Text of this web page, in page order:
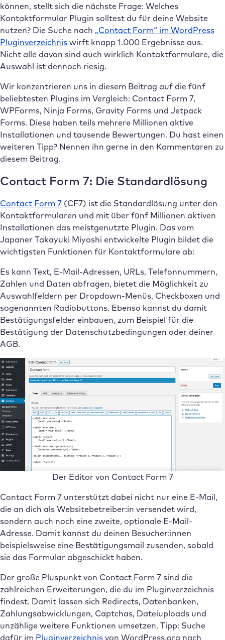
können, stellt sich die nächste Frage: Welches
Kontaktformular Plugin solltest du für deine Website
nutzen? Die Suche nach „Contact Form“ im WordPress
Pluginverzeichnis wirft knapp 1.000 Ergebnisse aus.
Nicht alle davon sind auch wirklich Kontaktformulare, die
Auswahl ist dennoch riesig.
Wir konzentrieren uns in diesem Beitrag auf die fünf
beliebtesten Plugins im Vergleich: Contact Form 7,
WPForms, Ninja Forms, Gravity Forms und Jetpack
Forms. Diese haben teils mehrere Millionen aktive
Installationen und tausende Bewertungen. Du hast einen
weiteren Tipp? Nennen ihn gerne in den Kommentaren zu
diesem Beitrag.
Contact Form 7: Die Standardlösung
Contact Form 7 (CF7) ist die Standardlösung unter den
Kontaktformularen und mit über fünf Millionen aktiven
Installationen das meistgenutzte Plugin. Das vom
Japaner Takayuki Miyoshi entwickelte Plugin bildet die
wichtigsten Funktionen für Kontaktformulare ab:
Es kann Text, E-Mail-Adressen, URLs, Telefonnummern,
Zahlen und Daten abfragen, bietet die Möglichkeit zu
Auswahlfeldern per Dropdown-Menüs, Checkboxen und
sogenannten Radiobuttons. Ebenso kannst du damit
Bestätigungsfelder einbauen, zum Beispiel für die
Bestätigung der Datenschutzbedingungen oder deiner
AGB.
Der Editor von Contact Form 7
Contact Form 7 unterstützt dabei nicht nur eine E-Mail,
die an dich als Websitebetreiber:in versendet wird,
sondern auch noch eine zweite, optionale E-Mail-
Adresse. Damit kannst du deinen Besucher:innen
beispielsweise eine Bestätigungsmail zusenden, sobald
sie das Formular abgeschickt haben.
Der große Pluspunkt von Contact Form 7 sind die
zahlreichen Erweiterungen, die du im Pluginverzeichnis
findest. Damit lassen sich Redirects, Datenbanken,
Zahlungsabwicklungen, Captchas, Dateiuploads und
unzählige weitere Funktionen umsetzen. Tipp: Suche
dafür im Pluginverzeichnis von WordPress.org nach